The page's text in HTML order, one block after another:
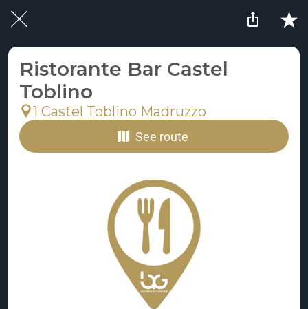
Ristorante Bar Castel
Toblino
1 Castel Toblino Madruzzo
See route